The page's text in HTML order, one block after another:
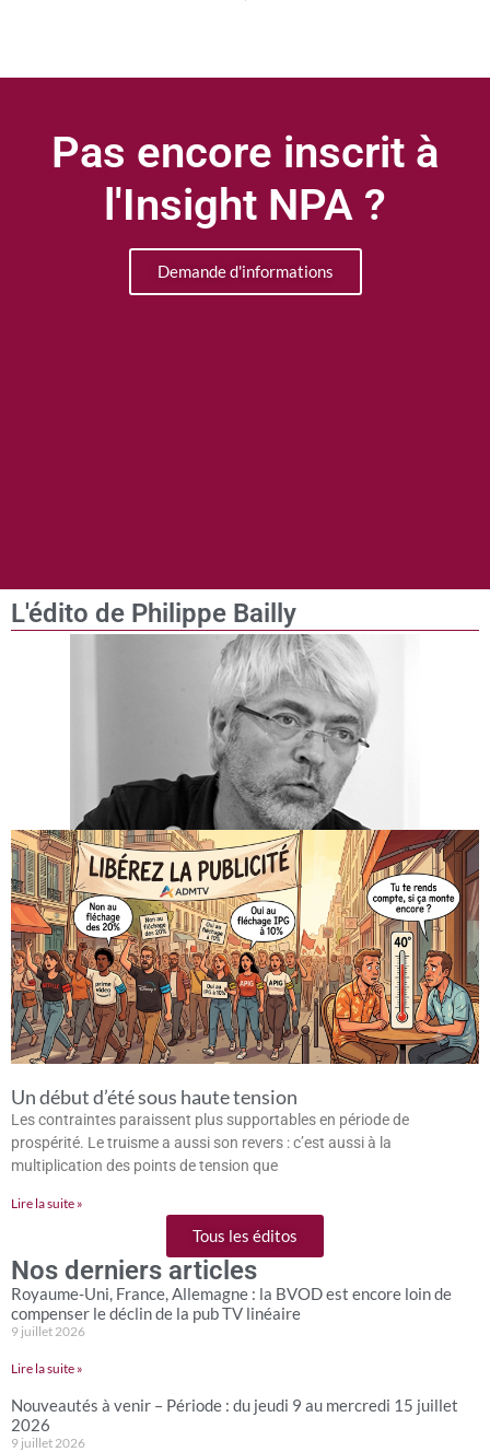
Pas encore inscrit à
l'Insight NPA ?
Demande d'informations
L'édito de Philippe Bailly
Un début d’été sous haute tension
Les contraintes paraissent plus supportables en période de
prospérité. Le truisme a aussi son revers : c’est aussi à la
multiplication des points de tension que
Lire la suite »
Tous les éditos
Nos derniers articles
Royaume-Uni, France, Allemagne : la BVOD est encore loin de
compenser le déclin de la pub TV linéaire
9 juillet 2026
Lire la suite »
Nouveautés à venir – Période : du jeudi 9 au mercredi 15 juillet
2026
9 juillet 2026